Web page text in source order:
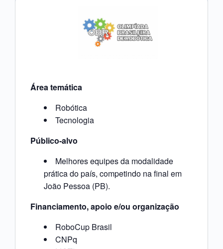
Área temática
Robótica
Tecnologia
Público-alvo
Melhores equipes da modalidade
prática do país, competindo na final em
João Pessoa (PB).
Financiamento, apoio e/ou organização
RoboCup Brasil
CNPq